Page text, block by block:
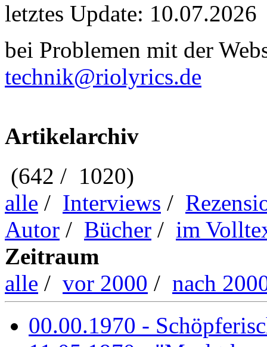
letztes Update: 10.07.2026
bei Problemen mit der
technik@riolyrics.de
Artikelarchiv
(642 / 1020)
alle / Interviews /
Autor / Bücher / im
Zeitraum
alle / vor 2000 / nach
00.00.1970 -